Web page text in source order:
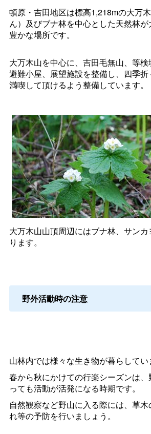
頓原・吉田地区は標高1,218mの大万
ん）及びブナ林を中心とした天然林
豊かな場所です。
大万木山を中心に、吉田毛無山、等検
避難小屋、展望施設を整備し、四季
満喫して頂けるよう整備しています。
大万木山山頂周辺にはブナ林、サン
ります。
野外活動時の注意
山林内では様々な生き物が暮らしてい
春から秋にかけての行楽シーズンは、
っても活動が活発になる時期です。
自然観察など野山に入る際には、草
れ等の予防を行いましょう。